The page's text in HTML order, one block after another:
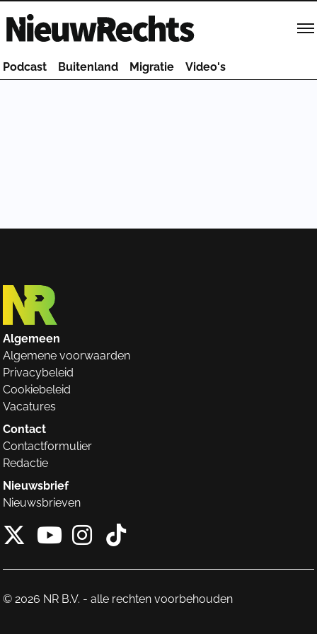
Homepage van NieuwRechts
Podcast Buitenland Migratie Video's
Algemeen
Algemene voorwaarden
Privacybeleid
Cookiebeleid
Vacatures
Contact
Contactformulier
Redactie
Nieuwsbrief
Nieuwsbrieven
X van NieuwRechts
Instagram van
Tiktok van
© 2026 NR B.V. - alle rechten voorbehouden